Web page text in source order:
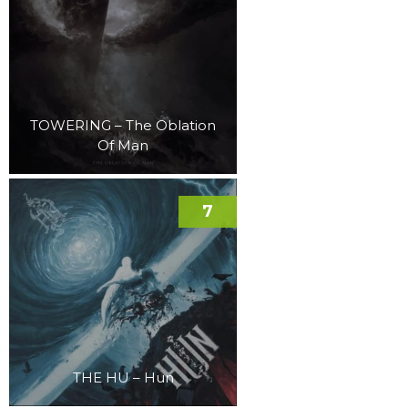
TOWERING – The Oblation
Of Man
THE HU – Hun
7